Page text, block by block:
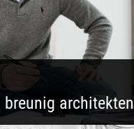
architekten